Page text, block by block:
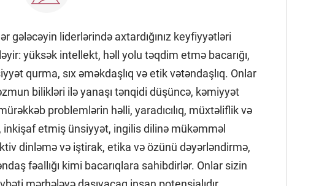
gələcəyin liderlərində axtardığınız keyfiyyətləri
yüksək intellekt, həll yolu təqdim etmə bacarığı,
qurma, sıx əməkdaşlıq və etik vətəndaşlıq. Onlar
bilikləri ilə yanaşı tənqidi düşüncə, kəmiyyət
problemlərin həlli, yaradıcılıq, müxtəliflik və
inkişaf etmiş ünsiyyət, ingilis dilinə mükəmməl
dinləmə və iştirak, etika və özünü dəyərləndirmə,
fəallığı kimi bacarıqlara sahibdirlər. Onlar sizin